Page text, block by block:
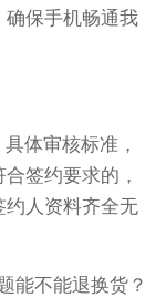
确保手机畅通我
体审核标准，
签约要求的，
约人资料齐全无
能不能退换货？